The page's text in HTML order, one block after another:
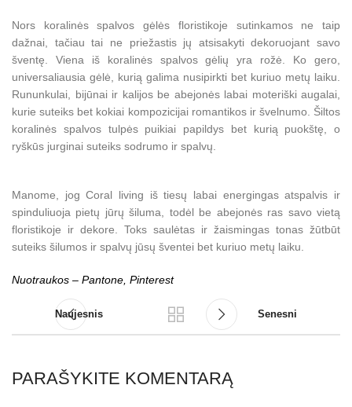
Nors koralinės spalvos gėlės floristikoje sutinkamos ne taip
dažnai, tačiau tai ne priežastis jų atsisakyti dekoruojant savo
šventę. Viena iš koralinės spalvos gėlių yra rožė. Ko gero,
universaliausia gėlė, kurią galima nusipirkti bet kuriuo metų laiku.
Rununkulai, bijūnai ir kalijos be abejonės labai moteriški augalai,
kurie suteiks bet kokiai kompozicijai romantikos ir švelnumo. Šiltos
koralinės spalvos tulpės puikiai papildys bet kurią puokštę, o
ryškūs jurginai suteiks sodrumo ir spalvų.
Manome, jog Coral living iš tiesų labai energingas atspalvis ir
spinduliuoja pietų jūrų šiluma, todėl be abejonės ras savo vietą
floristikoje ir dekore. Toks saulėtas ir žaismingas tonas žūtbūt
suteiks šilumos ir spalvų jūsų šventei bet kuriuo metų laiku.
Nuotraukos – Pantone, Pinterest
Naujesnis Senesni
PARAŠYKITE KOMENTARĄ